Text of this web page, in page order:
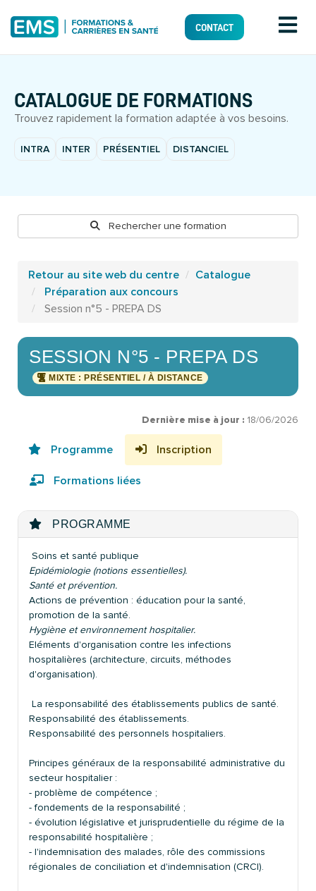
CONTACT
CATALOGUE DE FORMATIONS
Trouvez rapidement la formation adaptée à vos besoins.
INTRA INTER PRÉSENTIEL DISTANCIEL
Rechercher une formation
Retour au site web du centre
Catalogue
Préparation aux concours
Session n°5 - PREPA DS
SESSION N°5 - PREPA DS
MIXTE : PRÉSENTIEL / À DISTANCE
Dernière mise à jour : 18/06/2026
Programme Inscription
Formations liées
PROGRAMME
Soins et santé publique
Epidémiologie (notions essentielles).
Santé et prévention.
Actions de prévention : éducation pour la santé,
promotion de la santé.
Hygiène et environnement hospitalier.
Eléments d'organisation contre les infections
hospitalières (architecture, circuits, méthodes
d'organisation).
La responsabilité des établissements publics de santé.
Responsabilité des établissements.
Responsabilité des personnels hospitaliers.
Principes généraux de la responsabilité administrative du
secteur hospitalier :
- problème de compétence ;
- fondements de la responsabilité ;
- évolution législative et jurisprudentielle du régime de la
responsabilité hospitalière ;
- l'indemnisation des malades, rôle des commissions
régionales de conciliation et d'indemnisation (CRCI).